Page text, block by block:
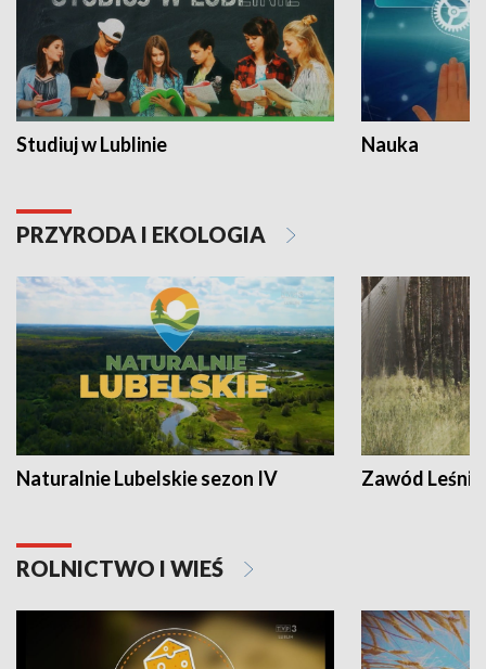
Studiuj w Lublinie Nauka
PRZYRODA I EKOLOGIA
Naturalnie Lubelskie sezon IV Zawód Leśnik
ROLNICTWO I WIEŚ